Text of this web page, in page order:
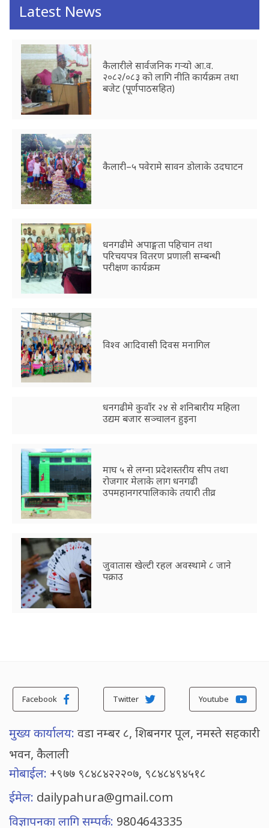
Latest News
कैलारीले सार्वजनिक गर्‍यो आ.व.
२०८२/०८३ को लागि नीति कार्यक्रम तथा
बजेट (पूर्णपाठसहित)
कैलारी–५ पवेरामे सावन डोलाके उदघाटन
धनगढीमे अपाङ्गता पहिचान तथा
परिचयपत्र वितरण प्रणाली सम्बन्धी
परीक्षण कार्यक्रम
विश्व आदिवासी दिवस मनागिल
धनगढीमे कुवाँर २४ से शनिबारीय महिला
उद्यम बजार सञ्चालन हुइना
माघ ५ से लग्ना प्रदेशस्तरीय सीप तथा
रोजगार मेलाके लाग धनगढी
उपमहानगरपालिकाके तयारी तीव्र
जुवातास खेल्टी रहल अवस्थामे ८ जाने
पक्राउ
Facebook Twitter Youtube
मुख्य कार्यालय: वडा नम्बर ८, शिबनगर पूल, नमस्ते सहकारी
भवन, कैलाली
मोबाईल: +९७७ ९८४८४२२२०७, ९८४८४९४५१८
ईमेल: dailypahura@gmail.com
विज्ञापनका लागि सम्पर्क: 9804643335